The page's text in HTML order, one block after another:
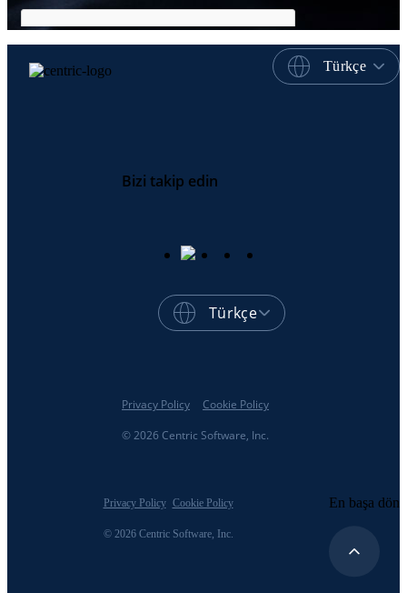
Türkçe
Bizi takip edin
Türkçe
© 2026 Centric Software, Inc.
Privacy Policy Cookie Policy
© 2026 Centric Software, Inc.
Privacy Policy Cookie Policy En başa dön